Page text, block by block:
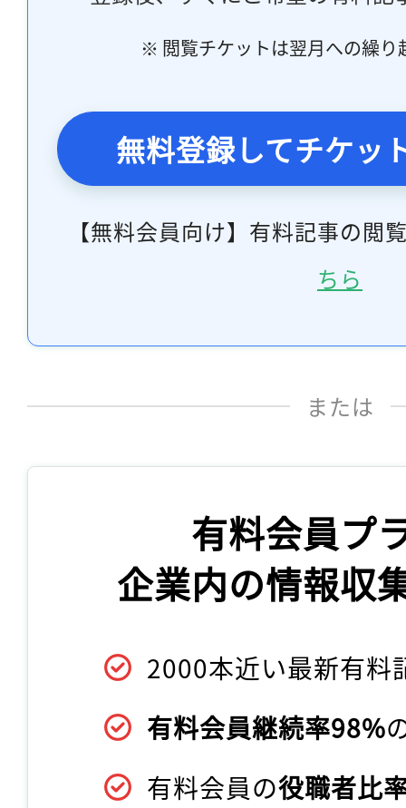
※ 閲覧チケットは翌月への繰り
無料登録してチケッ
【無料会員向け】有料記事の閲
ちら
または
有料会員プ
企業内の情報収
2000本近い最新有料
有料会員継続率98%
有料会員の役職者比